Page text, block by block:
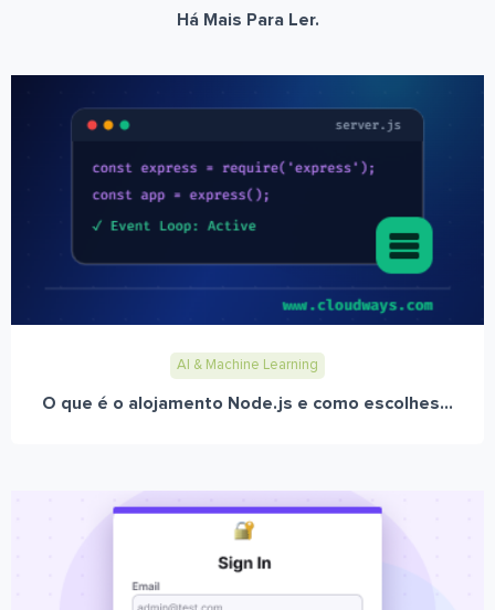
Há Mais Para Ler.
AI & Machine Learning
O que é o alojamento Node.js e como escolhes...